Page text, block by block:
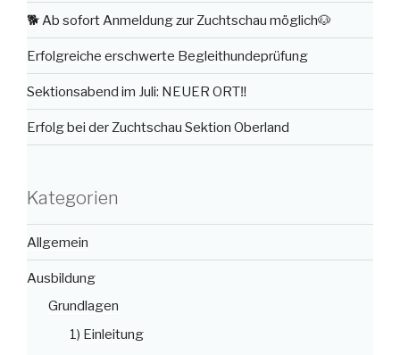
🐕 Ab sofort Anmeldung zur Zuchtschau möglich🐶
Erfolgreiche erschwerte Begleithundeprüfung
Sektionsabend im Juli: NEUER ORT‼️
Erfolg bei der Zuchtschau Sektion Oberland
Kategorien
Allgemein
Ausbildung
Grundlagen
1) Einleitung